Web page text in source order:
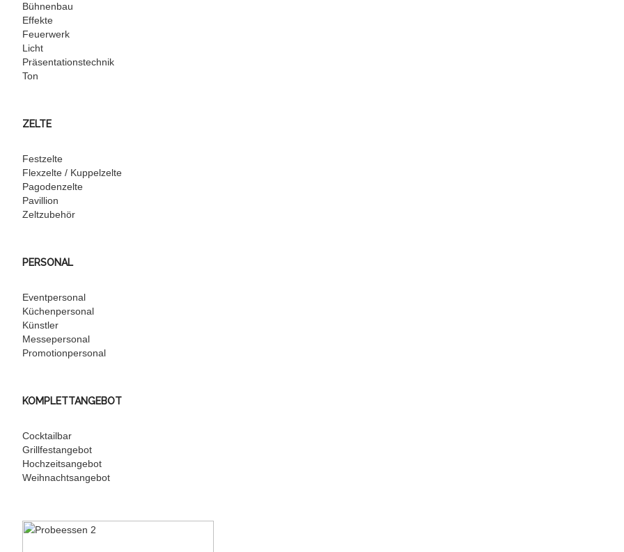
Bühnenbau
Effekte
Feuerwerk
Licht
Präsentationstechnik
Ton
ZELTE
Festzelte
Flexzelte / Kuppelzelte
Pagodenzelte
Pavillion
Zeltzubehör
PERSONAL
Eventpersonal
Küchenpersonal
Künstler
Messepersonal
Promotionpersonal
KOMPLETTANGEBOT
Cocktailbar
Grillfestangebot
Hochzeitsangebot
Weihnachtsangebot